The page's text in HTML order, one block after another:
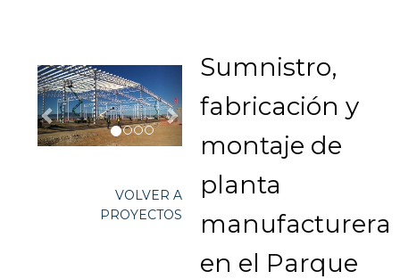
VOLVER A
PROYECTOS
Sumnistro,
fabricación y
montaje de
planta
manufacturera
en el Parque